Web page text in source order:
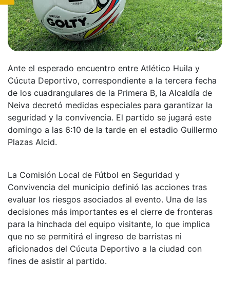
Ante el esperado encuentro entre Atlético Huila y
Cúcuta Deportivo, correspondiente a la tercera fecha
de los cuadrangulares de la Primera B, la Alcaldía de
Neiva decretó medidas especiales para garantizar la
seguridad y la convivencia. El partido se jugará este
domingo a las 6:10 de la tarde en el estadio Guillermo
Plazas Alcid.
La Comisión Local de Fútbol en Seguridad y
Convivencia del municipio definió las acciones tras
evaluar los riesgos asociados al evento. Una de las
decisiones más importantes es el cierre de fronteras
para la hinchada del equipo visitante, lo que implica
que no se permitirá el ingreso de barristas ni
aficionados del Cúcuta Deportivo a la ciudad con
fines de asistir al partido.